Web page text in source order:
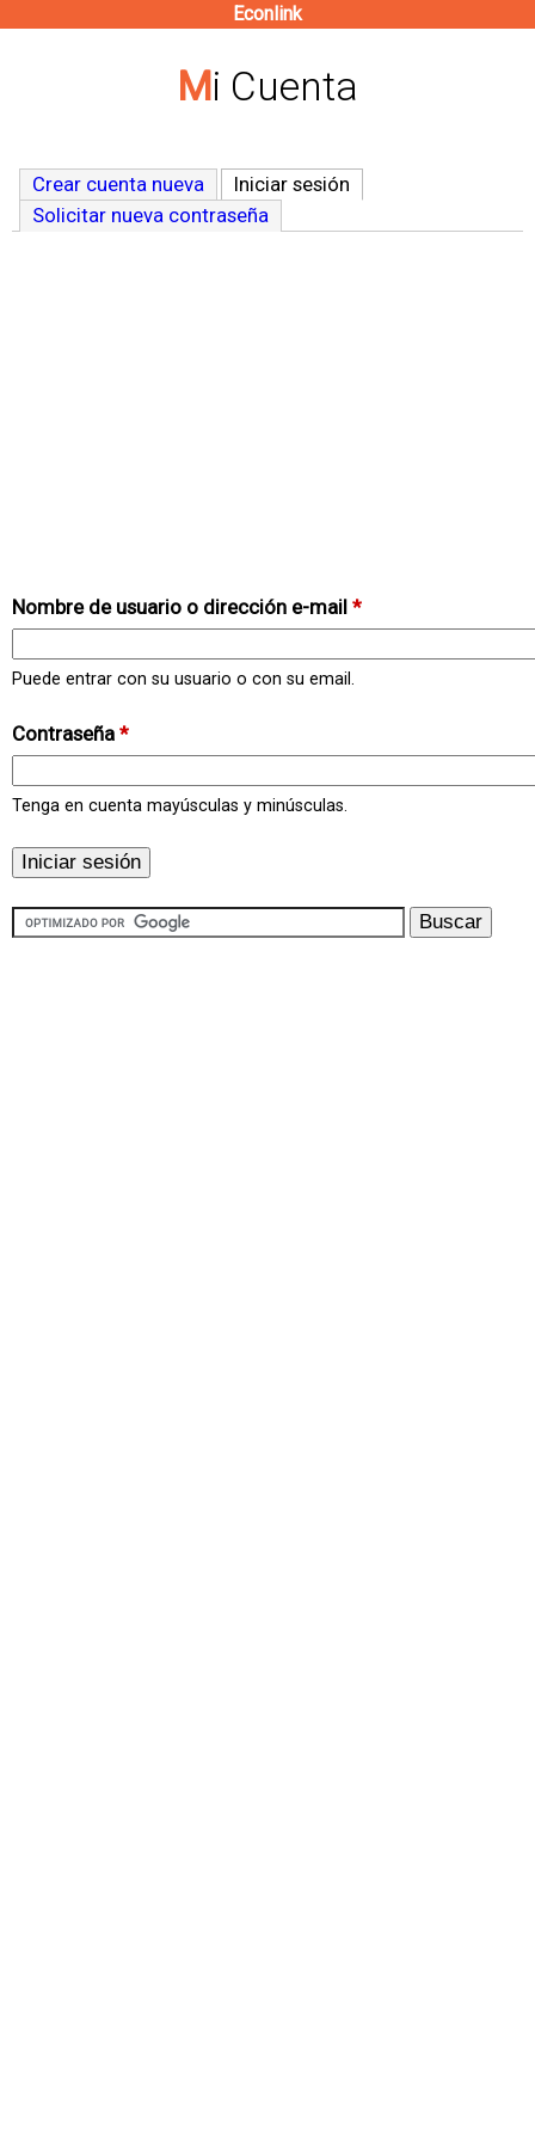
contenido
Econlink
Mi Cuenta
Crear cuenta nueva Iniciar sesión
Solicitar nueva contraseña
Nombre de usuario o dirección e-mail *
Puede entrar con su usuario o con su email.
Contraseña *
Tenga en cuenta mayúsculas y minúsculas.